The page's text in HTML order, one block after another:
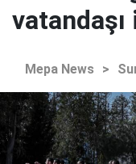
vatandaşı
Mepa News >